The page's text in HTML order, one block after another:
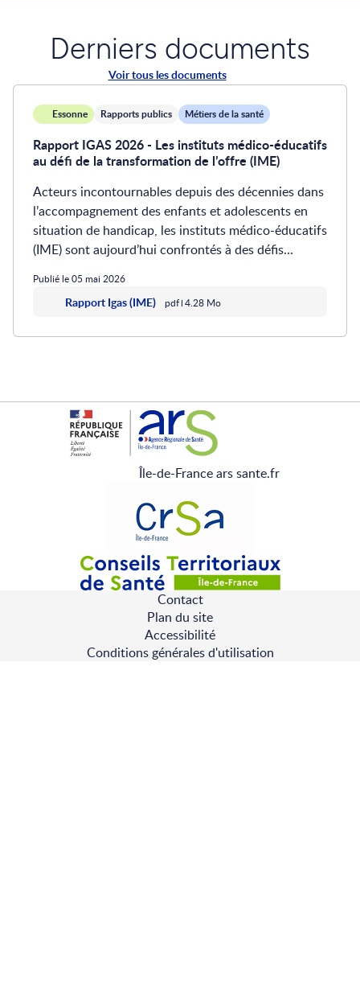
Derniers documents
Voir tous les documents
Essonne Rapports publics Métiers de la santé
Rapport IGAS 2026 - Les instituts médico-éducatifs
au défi de la transformation de l’offre (IME)
Acteurs incontournables depuis des décennies dans
l’accompagnement des enfants et adolescents en
situation de handicap, les instituts médico-éducatifs
(IME) sont aujourd’hui confrontés à des défis...
Publié le 05 mai 2026
Rapport Igas (IME) pdf 4.28 Mo
Île-de-France ars sante.fr
Contact
Plan du site
Accessibilité
Conditions générales d'utilisation